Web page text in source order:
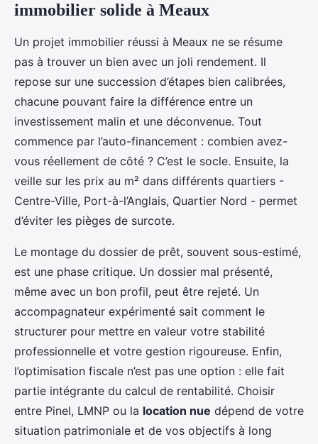
immobilier solide à Meaux
Un projet immobilier réussi à Meaux ne se résume
pas à trouver un bien avec un joli rendement. Il
repose sur une succession d’étapes bien calibrées,
chacune pouvant faire la différence entre un
investissement malin et une déconvenue. Tout
commence par l’auto-financement : combien avez-
vous réellement de côté ? C’est le socle. Ensuite, la
veille sur les prix au m² dans différents quartiers -
Centre-Ville, Port-à-l’Anglais, Quartier Nord - permet
d’éviter les pièges de surcote.
Le montage du dossier de prêt, souvent sous-estimé,
est une phase critique. Un dossier mal présenté,
même avec un bon profil, peut être rejeté. Un
accompagnateur expérimenté sait comment le
structurer pour mettre en valeur votre stabilité
professionnelle et votre gestion rigoureuse. Enfin,
l’optimisation fiscale n’est pas une option : elle fait
partie intégrante du calcul de rentabilité. Choisir
entre Pinel, LMNP ou la location nue dépend de votre
situation patrimoniale et de vos objectifs à long